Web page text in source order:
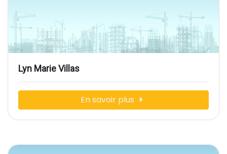
Lyn Marie Villas
En savoir plus